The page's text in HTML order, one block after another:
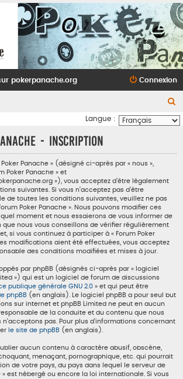
pokerpanache.org Connexion
e
Langue :
- Inscription
Panache » (désigné ci-après par « nous »,
Poker Panache » et
»), vous acceptez d’être légalement
suivantes. Si vous n’acceptez pas d’être
de toutes les conditions suivantes, veuillez ne pas
Poker Panache ». Nous pouvons modifier ces
moment et nous essaierons de vous informer de
que nous vous conseillons de vérifier régulièrement
si vous continuez à participer à « Forum Poker
modifications aient été effectuées, vous acceptez
des conditions modifiées et mises à jour.
par phpBB (désignés ci-après par « logiciel
») qui est un logiciel de forum de discussions
publique générale GNU 2.0 » et qui peut être
phpBB (en anglais). Le logiciel phpBB a pour seul but
sur internet et phpBB Limited ne peut en aucun
de la conduite et du contenu que nous
pas. Pour plus d’informations concernant
le site de phpBB (en anglais).
aucun contenu à caractère abusif, obscène,
menaçant, pornographique, etc. qui pourrait
de votre pays, du pays dans lequel le serveur de
» est hébergé ou encore la loi internationale. Si vous